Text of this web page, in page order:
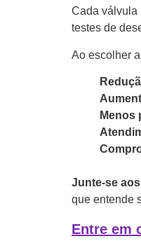
Cada válvula
testes de
Ao escolher
Menos
Junte-se
que entende
Entre em